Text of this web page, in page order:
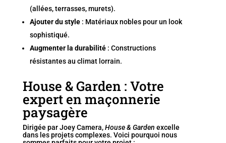
(allées, terrasses, murets).
Ajouter du style: Matériaux nobles pour un look
sophistiqué.
Augmenter la durabilité: Constructions
résistantes au climat lorrain.
House & Garden : Votre
expert en maçonnerie
paysagère
Dirigée par Joey Camera,House & Garden excelle
dans les projets complexes. Voici pourquoi nous